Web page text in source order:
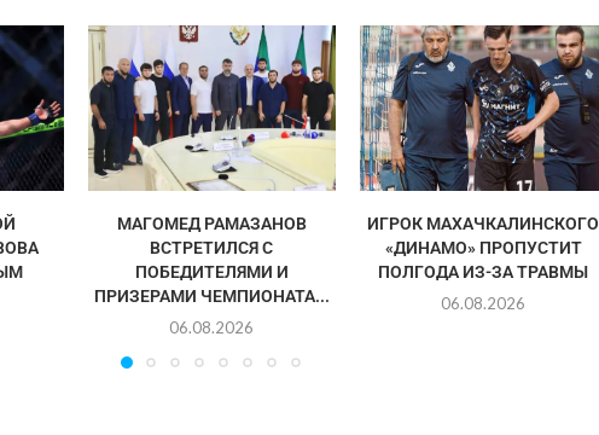
МАГОМЕД РАМАЗАНОВ
ВСТРЕТИЛСЯ С
ПОБЕДИТЕЛЯМИ И
ПРИЗЕРАМИ ЧЕМПИОНАТА...
06.08.2026
ИГРОК МАХАЧКАЛИНСКОГО
«ДИНАМО» ПРОПУСТИТ
ПОЛГОДА ИЗ-ЗА ТРАВМЫ
06.08.2026